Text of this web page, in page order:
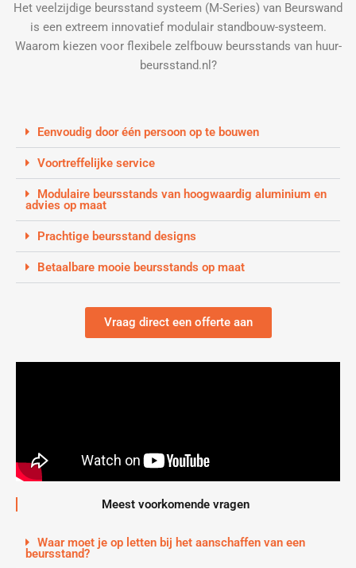
Het veelzijdige beursstand systeem (M-Series) van Beurswand
is een extreem innovatief modulair standbouw-systeem.
Waarom kiezen voor flexibele zelfbouw beursstands van huur-
beursstand.nl?
Eenvoudig door één persoon op te bouwen
Voortreffelijke service
Modulaire beursstands van hoogwaardig aluminium en
advies op maat
Prachtige beursstand designs
Betaalbare mooie beursstands op maat
Vraag direct een offerte aan
Meest voorkomende vragen
Waar moet je op letten bij het aanschaffen van een
beursstand?